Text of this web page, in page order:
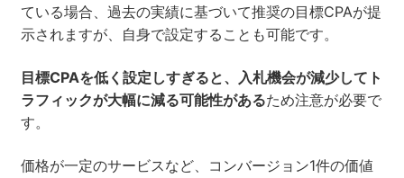
ている場合、過去の実績に基づいて推奨の目標CPAが提
示されますが、自身で設定することも可能です。
目標CPAを低く設定しすぎると、入札機会が減少してト
ラフィックが大幅に減る可能性があるため注意が必要で
す。
価格が一定のサービスなど、コンバージョン1件の価値